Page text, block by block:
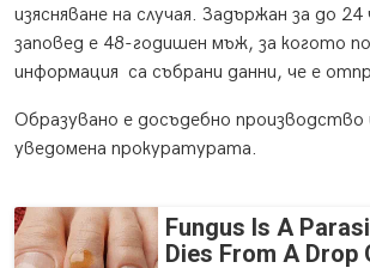
изясняване на случая. Задържан за до 24
заповед е 48-годишен мъж, за когото
информация са събрани данни, че е
Образувано е досъдебно
уведомена прокуратурата.
Fungus Is A
Dies From A Drop